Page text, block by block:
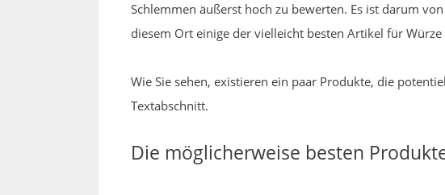
Schlemmen äußerst hoch zu bewerten. Es ist darum
diesem Ort einige der vielleicht besten Artikel für Würze
Wie Sie sehen, existieren ein paar Produkte, die
Textabschnitt.
Die möglicherweise besten